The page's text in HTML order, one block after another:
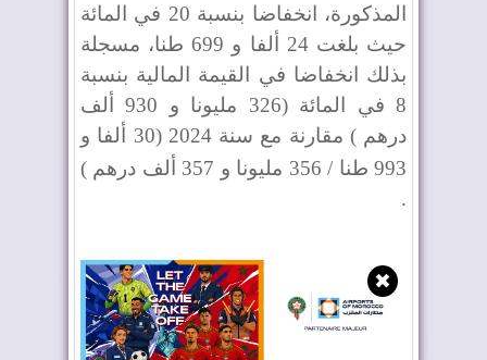
المذكورة، انخفاضا بنسبة 20 في المائة
حيث بلغت 24 ألفا و 699 طنا، مسجلة
بذلك انخفاضا في القيمة المالية بنسبة
8 في المائة (326 مليونا و 930 ألف
درهم ) مقارنة مع سنة 2024 (30 ألفا و
993 طنا / 356 مليونا و 357 ألف درهم )
.
✖